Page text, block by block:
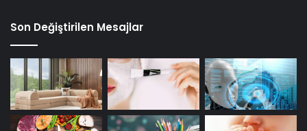
Son Değiştirilen Mesajlar